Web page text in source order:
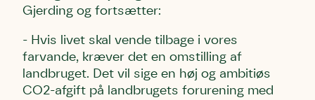
Gjerding og fortsætter:
- Hvis livet skal vende tilbage i vores
farvande, kræver det en omstilling af
landbruget. Det vil sige en høj og ambitiøs
CO2-afgift på landbrugets forurening med